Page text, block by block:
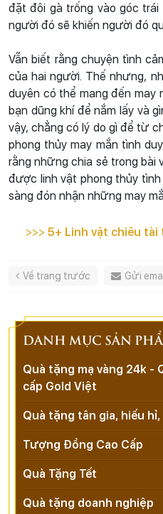
đặt đôi gà trống vào góc
người đó sẽ khiến người đó
Vẫn biết rằng chuyện tình
của hai người. Thế nhưng,
duyên có thể mang đến
bạn dũng khí để nắm lấy và
vậy, chẳng có lý do gì để từ
phong thủy may mắn tình
rằng những chia sẻ trong bài
được linh vật phong thủy tình
sàng đón nhận những may
>>> 5+ Linh vật chiêu tài
Về trang trước Gửi
DANH MỤC SẢN
Quà tặng mạ vàng 24k -
cấp Gold Việt
Quà tặng tân gia, hiếu
Tượng Đồng Cao Cấp
Quà Tặng Tết
Quà tặng doanh nghiệp